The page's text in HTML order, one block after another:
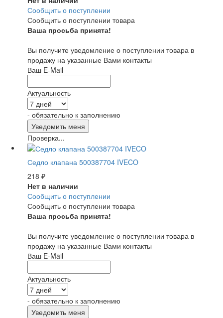
Сообщить о поступлении
Сообщить о поступлении товара
Ваша просьба принята!
Вы получите уведомление о поступлении товара в
продажу на указанные Вами контакты
Ваш E-Mail
Актуальность
- обязательно к заполнению
Проверка...
Седло клапана 500387704 IVECO
218 ₽
Нет в наличии
Сообщить о поступлении
Сообщить о поступлении товара
Ваша просьба принята!
Вы получите уведомление о поступлении товара в
продажу на указанные Вами контакты
Ваш E-Mail
Актуальность
- обязательно к заполнению